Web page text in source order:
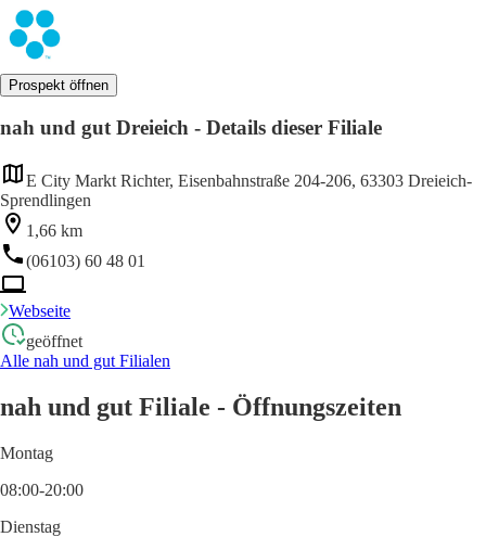
Prospekt öffnen
nah und gut Dreieich - Details dieser Filiale
E City Markt Richter, Eisenbahnstraße 204-206, 63303 Dreieich-
Sprendlingen
1,66 km
(06103) 60 48 01
Webseite
geöffnet
Alle nah und gut Filialen
nah und gut Filiale - Öffnungszeiten
Montag
08:00-20:00
Dienstag